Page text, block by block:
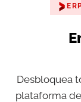
Desbloquea
plataforma